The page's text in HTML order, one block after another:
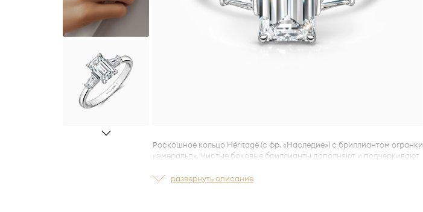
Роскошное кольцо Héritage (с фр. «Наследие») с бриллиантом огранки
«эмеральд». Чистые боковые бриллианты дополняют и подчеркивают
статусный облик кольца.
развернуть описание